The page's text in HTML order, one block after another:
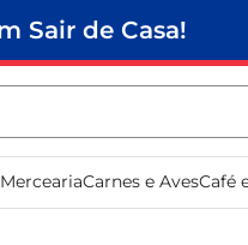
Sair de Casa!
MerceariaCarnes e AvesCafé